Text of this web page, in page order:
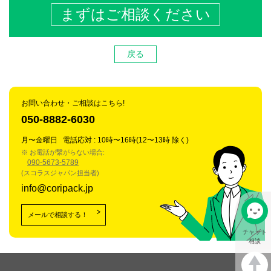
まずはご相談ください
戻る
お問い合わせ・ご相談はこちら!
050-8882-6030
月〜金曜日 電話応対 : 10時〜16時(12〜13時 除く)
※ お電話が繋がらない場合:
090-5673-5789
(スコラスジャパン担当者)
info@coripack.jp
メールで相談する！
チャット
相談